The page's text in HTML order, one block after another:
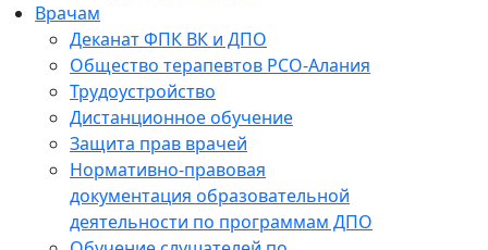
Врачам
Деканат ФПК ВК и ДПО
Общество терапевтов РСО-Алания
Трудоустройство
Дистанционное обучение
Защита прав врачей
Нормативно-правовая
документация образовательной
деятельности по программам ДПО